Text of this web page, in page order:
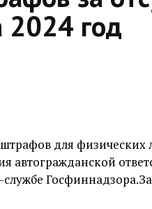
2024 год
для физических
автогражданской
Госфиннадзора.За